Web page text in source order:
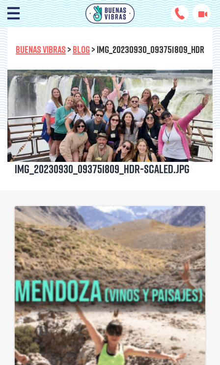
BUENAS VIBRAS > BLOG> IMG_20230930_093751809_HDR
IMG_20230930_093751809_HDR-scaled.jpg